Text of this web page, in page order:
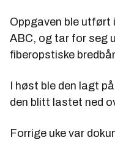
Oppgaven ble utført
ABC, og tar for seg
fiberopstiske
I høst ble den lagt
den blitt lastet ned
Forrige uke var